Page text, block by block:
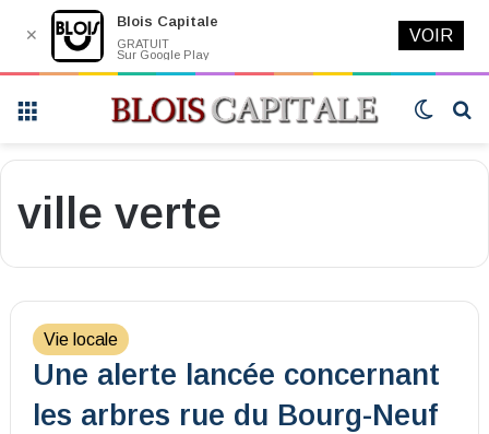
Switch
ville verte
Vie locale
Une alerte lancée concernant
les arbres rue du Bourg-Neuf
✕
Blois Capitale
GRATUIT
Sur Google Play
VOIR